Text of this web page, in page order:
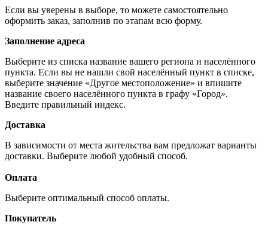
Если вы уверены в выборе, то можете самостоятельно
оформить заказ, заполнив по этапам всю форму.
Заполнение адреса
Выберите из списка название вашего региона и населённого
пункта. Если вы не нашли свой населённый пункт в списке,
выберите значение «Другое местоположение» и впишите
название своего населённого пункта в графу «Город».
Введите правильный индекс.
Доставка
В зависимости от места жительства вам предложат варианты
доставки. Выберите любой удобный способ.
Оплата
Выберите оптимальный способ оплаты.
Покупатель